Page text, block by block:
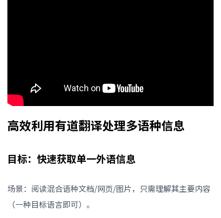
高效利用有道翻译处理多语种信息
目标：快速获取单一外语信息
场景：阅读混合语种文档/网页/图片，只需理解其主要内容
（一种目标语言即可）。